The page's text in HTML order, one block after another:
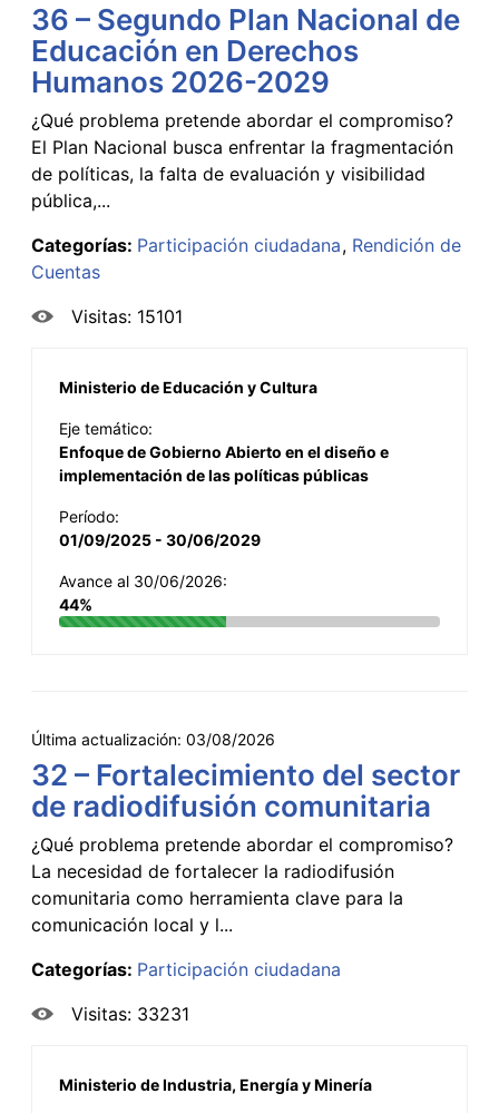
36 – Segundo Plan Nacional de
Educación en Derechos
Humanos 2026-2029
¿Qué problema pretende abordar el compromiso?
El Plan Nacional busca enfrentar la fragmentación
de políticas, la falta de evaluación y visibilidad
pública,...
Categorías: Participación ciudadana Rendición de
Cuentas
Visitas: 15101
Ministerio de Educación y Cultura
Eje temático:
Enfoque de Gobierno Abierto en el diseño e
implementación de las políticas públicas
Período:
01/09/2025 - 30/06/2029
Avance al 30/06/2026:
44%
Última actualización: 03/08/2026
32 – Fortalecimiento del sector
de radiodifusión comunitaria
¿Qué problema pretende abordar el compromiso?
La necesidad de fortalecer la radiodifusión
comunitaria como herramienta clave para la
comunicación local y l...
Categorías: Participación ciudadana
Visitas: 33231
Ministerio de Industria, Energía y Minería